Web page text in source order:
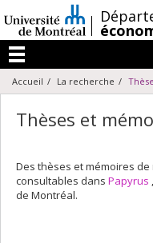
au
contenu
/
Menu
Accueil La recherche
Thèses et
Des thèses et mémoires
consultables dans Papyrus
de Montréal.